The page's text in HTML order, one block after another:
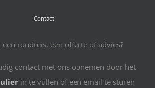
Contact
een rondreis, een offerte of advies?
contact met ons opnemen door het
in te vullen of een email te sturen